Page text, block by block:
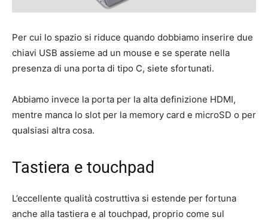
Per cui lo spazio si riduce quando dobbiamo inserire due
chiavi USB assieme ad un mouse e se sperate nella
presenza di una porta di tipo C, siete sfortunati.
Abbiamo invece la porta per la alta definizione HDMI,
mentre manca lo slot per la memory card e microSD o per
qualsiasi altra cosa.
Tastiera e touchpad
L’eccellente qualità costruttiva si estende per fortuna
anche alla tastiera e al touchpad, proprio come sul